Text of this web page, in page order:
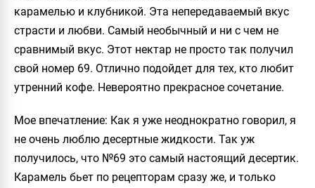
карамелью и клубникой. Эта непередаваемый вкус
страсти и любви. Самый необычный и ни с чем не
сравнимый вкус. Этот нектар не просто так получил
свой номер 69. Отлично подойдет для тех, кто любит
утренний кофе. Невероятно прекрасное сочетание.
Мое впечатление: Как я уже неоднократно говорил, я
не очень люблю десертные жидкости. Так уж
получилось, что №69 это самый настоящий десертик.
Карамель бьет по рецепторам сразу же, и только